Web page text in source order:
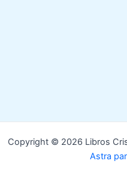
Copyright © 2026 Libros
Astra